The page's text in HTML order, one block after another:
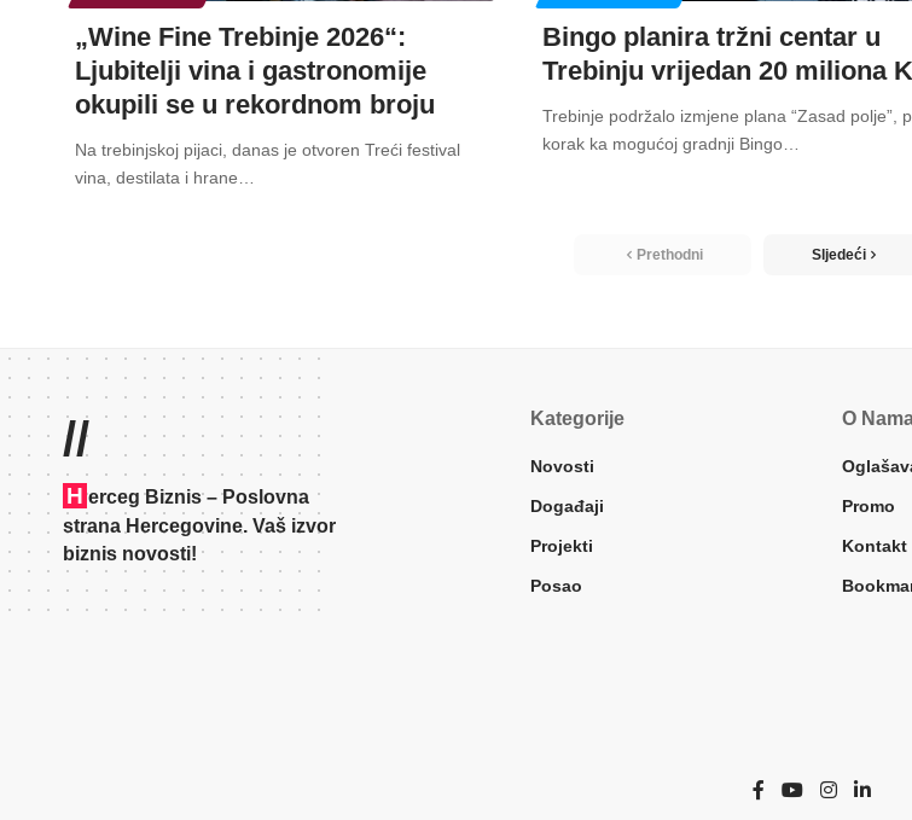
„Wine Fine Trebinje 2026“:
Ljubitelji vina i gastronomije
okupili se u rekordnom broju
Na trebinjskoj pijaci, danas je otvoren Treći festival
vina, destilata i hrane
Bingo planira tržni centar u
Trebinju vrijedan 20 miliona
Trebinje podržalo izmjene plana “Zasad polje”,
korak ka mogućoj gradnji Bingo…
Prethodni Sljedeći
//
H erceg Biznis – Poslovna
strana Hercegovine. Vaš izvor
biznis novosti!
Kategorije
Novosti
Događaji
Projekti
Posao
O
Promo
Kontakt